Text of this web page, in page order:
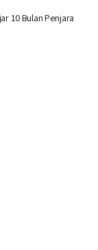
10 Bulan Penjara